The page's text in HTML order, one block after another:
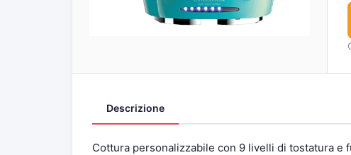
Descrizione
Cottura personalizzabile con 9 livelli di tostatura e